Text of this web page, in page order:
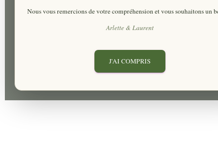
Nous vous remercions de votre compréhension et vous souhaitons un
Arlette & Laurent
J'AI COMPRIS